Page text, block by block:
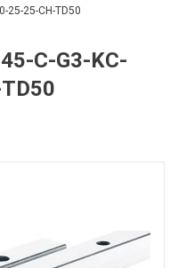
25-25-CH-TD50
C-G3-KC-